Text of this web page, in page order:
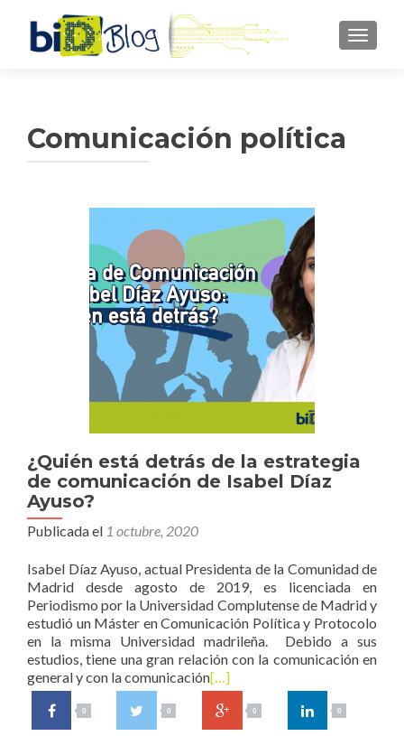
Comunicación política
¿Quién está detrás de la estrategia
de comunicación de Isabel Díaz
Ayuso?
Publicada el 1 octubre, 2020
Isabel Díaz Ayuso, actual Presidenta de la Comunidad de
Madrid desde agosto de 2019, es licenciada en
Periodismo por la Universidad Complutense de Madrid y
estudió un Máster en Comunicación Política y Protocolo
en la misma Universidad madrileña. Debido a sus
estudios, tiene una gran relación con la comunicación en
general y con la comunicación[…]
0 0 0 0